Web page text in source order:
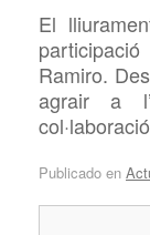
El
Ramiro.
agrair a
Publicado en